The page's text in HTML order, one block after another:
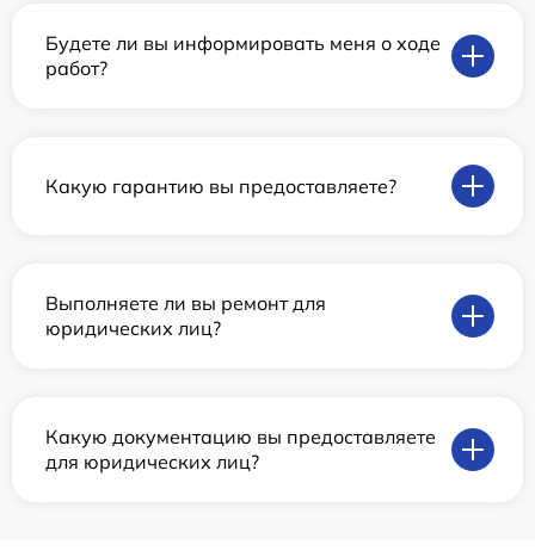
Будете ли вы информировать меня о ходе
работ?
Какую гарантию вы предоставляете?
Выполняете ли вы ремонт для
юридических лиц?
Какую документацию вы предоставляете
для юридических лиц?